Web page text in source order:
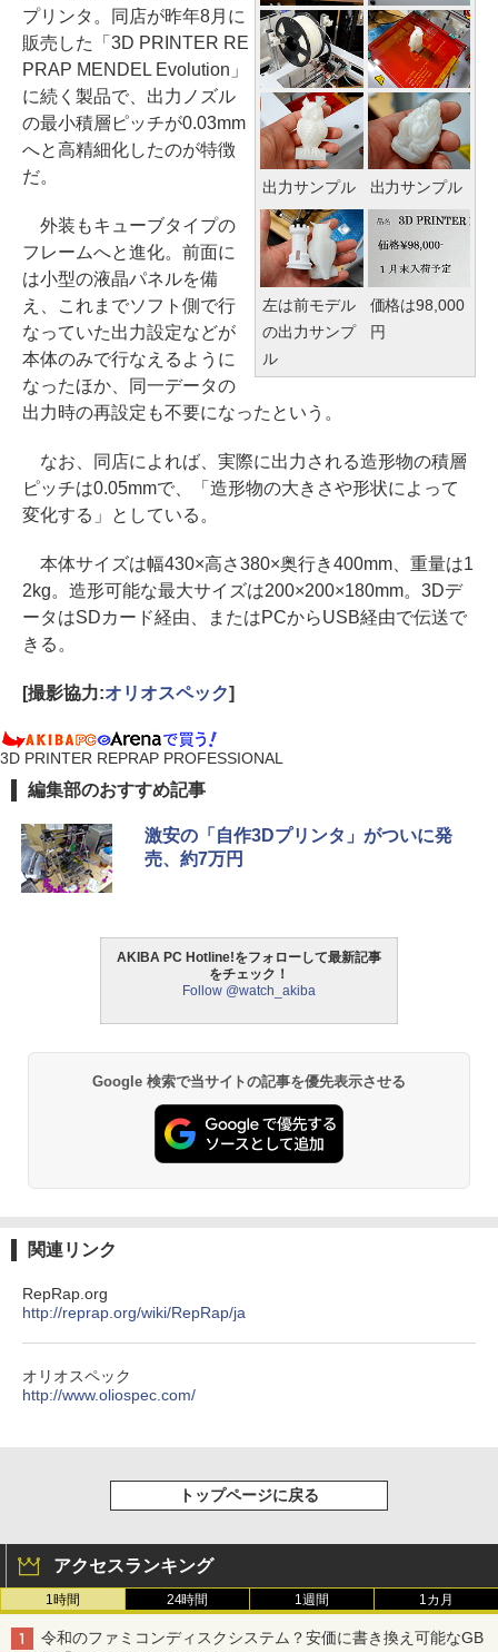
出力サンプル 出力サンプル
左は前モデル
の出力サンプ
ル
価格は98,000
円
プリンタ。同店が昨年8月に
販売した「3D PRINTER RE
PRAP MENDEL Evolution」
に続く製品で、出力ノズル
の最小積層ピッチが0.03mm
へと高精細化したのが特徴
だ。
外装もキューブタイプの
フレームへと進化。前面に
は小型の液晶パネルを備
え、これまでソフト側で行
なっていた出力設定などが
本体のみで行なえるように
なったほか、同一データの
出力時の再設定も不要になったという。
なお、同店によれば、実際に出力される造形物の積層
ピッチは0.05mmで、「造形物の大きさや形状によって
変化する」としている。
本体サイズは幅430×高さ380×奥行き400mm、重量は1
2kg。造形可能な最大サイズは200×200×180mm。3Dデ
ータはSDカード経由、またはPCからUSB経由で伝送で
きる。
[撮影協力:オリオスペック]
3D PRINTER REPRAP PROFESSIONAL
編集部のおすすめ記事
激安の「自作3Dプリンタ」がついに発
売、約7万円
AKIBA PC Hotline!をフォローして最新記事
をチェック！
Follow @watch_akiba
Google 検索で当サイトの記事を優先表示させる
関連リンク
RepRap.org
http://reprap.org/wiki/RepRap/ja
オリオスペック
http://www.oliospec.com/
トップページに戻る
アクセスランキング
1時間 24時間 1週間 1カ月
令和のファミコンディスクシステム？安価に書き換え可能なGB